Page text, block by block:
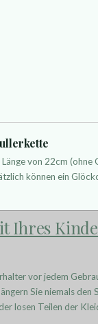
von 22cm
können ein
Ihres
vor jedem
Sie niemals den
losen Teilen der